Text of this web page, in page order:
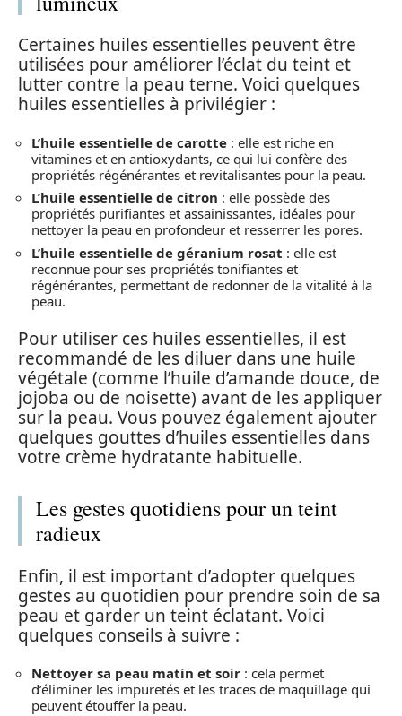
Certaines huiles essentielles peuvent être
utilisées pour améliorer l’éclat du teint et
lutter contre la peau terne. Voici quelques
huiles essentielles à privilégier :
L’huile essentielle de carotte : elle est riche en
vitamines et en antioxydants, ce qui lui confère des
propriétés régénérantes et revitalisantes pour la peau.
L’huile essentielle de citron : elle possède des
propriétés purifiantes et assainissantes, idéales pour
nettoyer la peau en profondeur et resserrer les pores.
L’huile essentielle de géranium rosat : elle est
reconnue pour ses propriétés tonifiantes et
régénérantes, permettant de redonner de la vitalité à la
peau.
Pour utiliser ces huiles essentielles, il est
recommandé de les diluer dans une huile
végétale (comme l’huile d’amande douce, de
jojoba ou de noisette) avant de les appliquer
sur la peau. Vous pouvez également ajouter
quelques gouttes d’huiles essentielles dans
votre crème hydratante habituelle.
Les gestes quotidiens pour un teint
radieux
Enfin, il est important d’adopter quelques
gestes au quotidien pour prendre soin de sa
peau et garder un teint éclatant. Voici
quelques conseils à suivre :
Nettoyer sa peau matin et soir : cela permet
d’éliminer les impuretés et les traces de maquillage qui
peuvent étouffer la peau.